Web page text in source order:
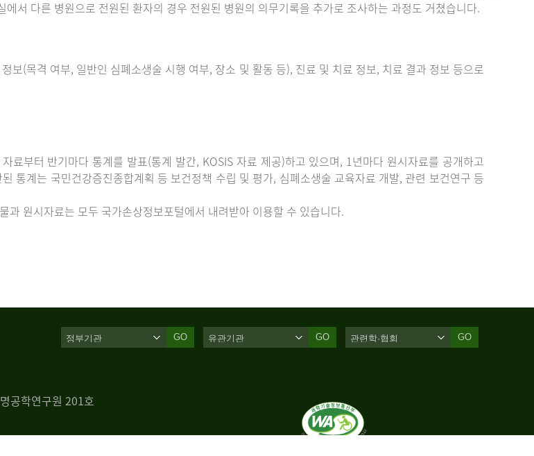
에서 다른 병원으로 전원된 환자의 경우 전원된 병원의 의무기록을 추가로 조사하는 과정도 거쳤습니다.
보(목격 여부, 일반인 심폐소생술 시행 여부, 장소 및 활동 등), 진료 및 치료 정보, 치료 결과 정보 등으로
료부터 반기마다 통계를 발표(통계 발간, KOSIS 자료 제공)하고 있으며, 1년마다 원시자료를 공개하고
통계는 국민건강증진종합계획 등 보건정책 수립 및 평가, 심폐소생술 교육자료 개발, 관련 보건연구 등
과 원시자료는 모두 국가손상정보포털에서 내려받아 이용할 수 있습니다.
GO GO GO
공학연구원 201호